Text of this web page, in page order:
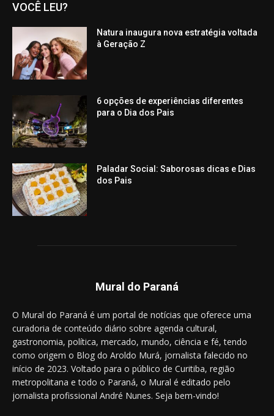
VOCÊ LEU?
Natura inaugura nova estratégia voltada
à Geração Z
6 opções de experiências diferentes
para o Dia dos Pais
Paladar Social: Saborosas dicas e Dias
dos Pais
Mural do Paraná
O Mural do Paraná é um portal de notícias que oferece uma
curadoria de conteúdo diário sobre agenda cultural,
gastronomia, política, mercado, mundo, ciência e fé, tendo
como origem o Blog do Aroldo Murá, jornalista falecido no
início de 2023. Voltado para o público de Curitiba, região
metropolitana e todo o Paraná, o Mural é editado pelo
jornalista profissional André Nunes. Seja bem-vindo!